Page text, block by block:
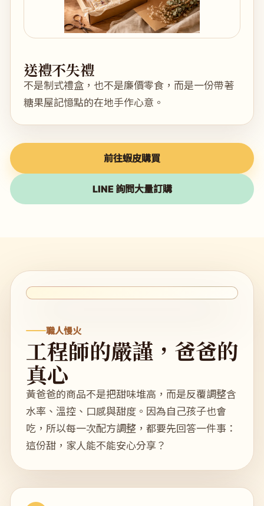
送禮不失禮
不是制式禮盒，也不是廉價零食，而是一份帶著
糖果屋記憶點的在地手作心意。
前往蝦皮購買
LINE 詢問大量訂購
職人慢火
工程師的嚴謹，爸爸的
真心
黃爸爸的商品不是把甜味堆高，而是反覆調整含
水率、溫控、口感與甜度。因為自己孩子也會
吃，所以每一次配方調整，都要先回答一件事：
這份甜，家人能不能安心分享？